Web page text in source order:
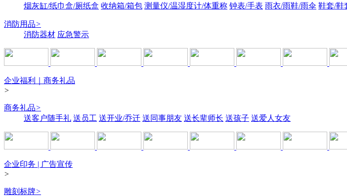
烟灰缸/纸巾盒/厕纸盒 收纳箱/箱包 测量仪/温湿度计/体重称 钟表/手表 雨衣/雨鞋/雨伞 鞋套/鞋
消防用品>
消防器材 应急警示
企业福利｜商务礼品
>
商务礼品>
送客户随手礼 送员工 送开业/乔迁 送同事朋友 送长辈师长 送孩子 送爱人女友
企业印务 | 广告宣传
>
雕刻标牌>